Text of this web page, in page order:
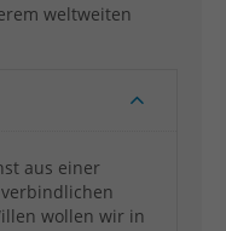
weltweiten
aus einer
wollen wir in